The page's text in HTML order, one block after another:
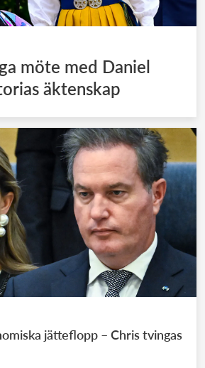
möte med Daniel
äktenskap
jätteflopp – Chris tvingas